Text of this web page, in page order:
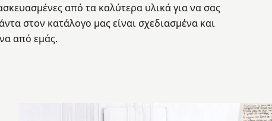
από τα καλύτερα υλικά για να σας
στoν κατάλογο μας είναι σχεδιασμένα και
από εμάς.